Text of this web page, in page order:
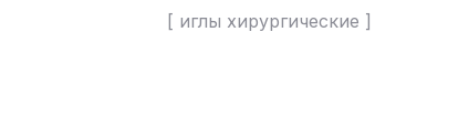
[ иглы хирургические ]